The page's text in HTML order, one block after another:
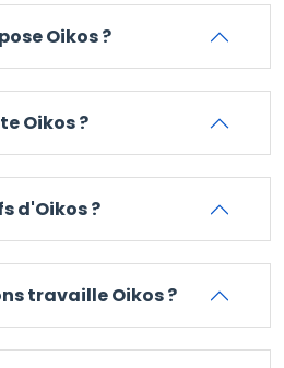
Oikos ?
Oikos ?
d'Oikos ?
travaille Oikos ?